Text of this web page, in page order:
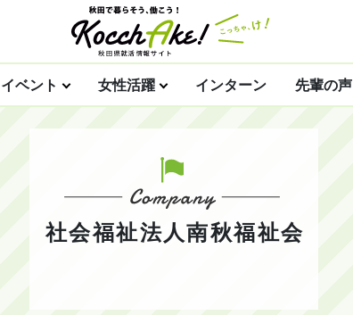
イベント 女性活躍 インターン 先輩の声
社会福祉法人南秋福祉会